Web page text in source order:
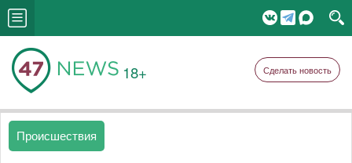
18+ Сделать новость
Происшествия